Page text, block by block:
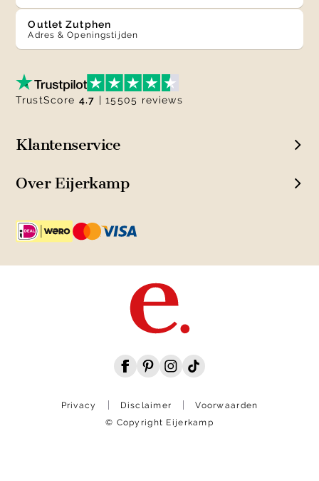
Outlet Zutphen
Adres & Openingstijden
Klantenservice
Over Eijerkamp
TrustScore 4.7 | 15505 reviews
Privacy Disclaimer
Voorwaarden
© Copyright Eijerkamp